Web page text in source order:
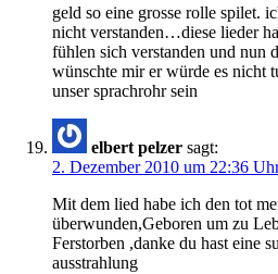
geld so eine grosse rolle spilet.
nicht verstanden…diese lieder
fühlen sich verstanden und
wünschte mir er würde es nicht
unser sprachrohr sein
elbert pelzer sagt:
2. Dezember 2010 um 22:36
Mit dem lied habe ich den tot
überwunden,Geboren um zu
Ferstorben ,danke du hast eine
ausstrahlung